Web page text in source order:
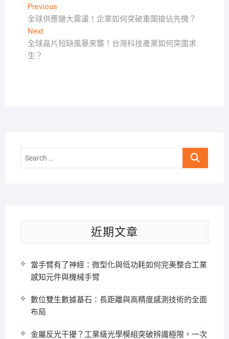
文
章
導
覽
PreviousPrevious
post:
全球供應鏈大震盪！企業如何突破重圍搶佔先機？
NextNext
post:
全球晶片短缺風暴來襲！台灣科技產業如何突圍求
生？
Search
近期文章
當手臂有了神經：微型化與低功耗如何完美整合工業
感知元件與機械手臂
數位雙生數據基石：長距離與高精度感測技術的全面
布局
金屬反光干擾？工業級光學模組突破辨識極限，一次